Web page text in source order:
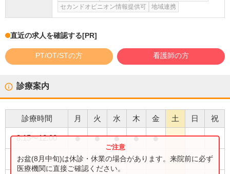
セカンドオピニオン情報提供可
地域連携
直近の求人を確認する[PR]
PT/OT/STの方 看護師の方
診療案内
診療時間 月 火 水 木 金 土 日 祝
8:15〜12:00 ● ● ● ● ●
9:00〜12:00 ●
お盆(8月中旬)は休診・休業の場合があります。来院前に必ず
医療機関に直接ご確認ください。